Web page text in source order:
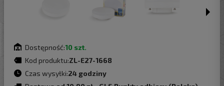
Dostępność:10 szt.
Kod produktu:ZL-E27-1668
Czas wysyłki:24 godziny